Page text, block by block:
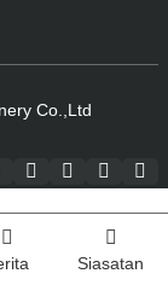
Co.,Ltd
Siasatan